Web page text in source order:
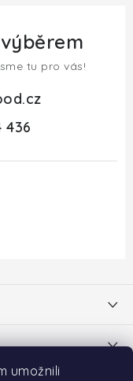
umožnili
tu pro vás!
436